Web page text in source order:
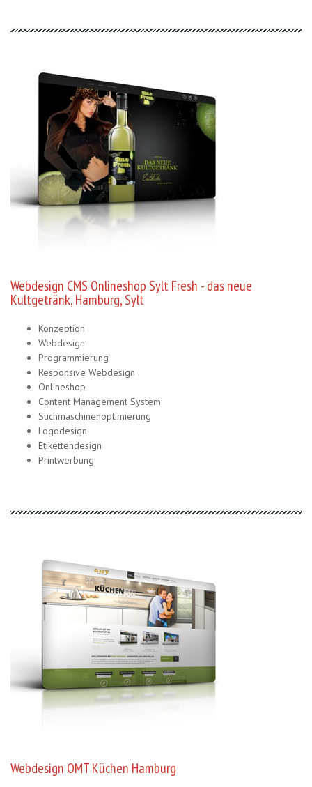
Webdesign CMS Onlineshop Sylt Fresh - das neue
Kultgetränk, Hamburg, Sylt
Konzeption
Webdesign
Programmierung
Responsive Webdesign
Onlineshop
Content Management System
Suchmaschinenoptimierung
Logodesign
Etikettendesign
Printwerbung
Webdesign OMT Küchen Hamburg